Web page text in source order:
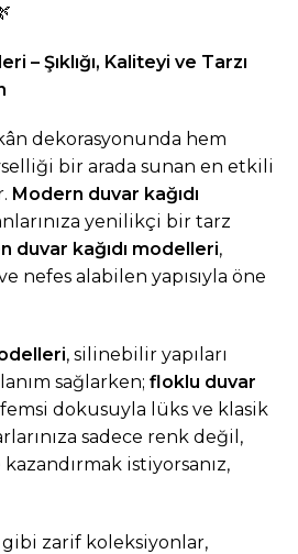
– Şıklığı, Kaliteyi ve Tarzı
dekorasyonunda hem
bir arada sunan en etkili
Modern duvar kağıdı
yenilikçi bir tarz
duvar kağıdı modelleri,
nefes alabilen yapısıyla öne
, silinebilir yapıları
sağlarken; floklu duvar
dokusuyla lüks ve klasik
sadece renk değil,
istiyorsanız,
gibi zarif koleksiyonlar,